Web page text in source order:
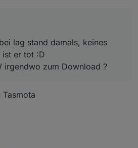
lag stand damals, keines
ist er tot :D
irgendwo zum Download ?